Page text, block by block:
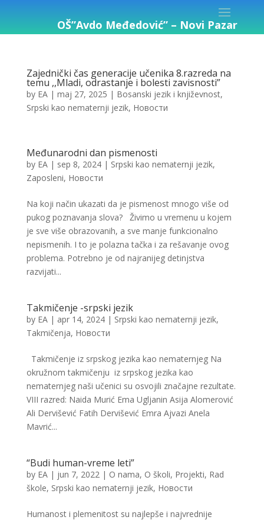
OŠ”Avdo Međedović” – Novi Pazar
Zajednički čas generacije učenika 8.razreda na
temu ,,Mladi, odrastanje i bolesti zavisnosti”
by EA| maj 27, 2025 | Bosanski jezik i književnost,
Srpski kao nematernji jezik, Новости
Međunarodni dan pismenosti
by EA| sep 8, 2024| Srpski kao nematernji jezik,
Zaposleni, Новости
Na koji način ukazati da je pismenost mnogo više od
pukog poznavanja slova? Živimo u vremenu u kojem
je sve više obrazovanih, a sve manje funkcionalno
nepismenih. I to je polazna tačka i za rešavanje ovog
problema. Potrebno je od najranijeg detinjstva
razvijati...
Takmičenje -srpski jezik
by EA| apr 14, 2024| Srpski kao nematernji jezik,
Takmičenja, Новости
Takmičenje iz srpskog jezika kao nematernjeg Na
okružnom takmičenju iz srpskog jezika kao
nematernjeg naši učenici su osvojili značajne rezultate.
VIII razred: Naida Murić Ema Ugljanin Asija Alomerović
Ali Dervišević Fatih Dervišević Emra Ajvazi Anela
Mavrić...
“Budi human-vreme leti”
by EA| jun 7, 2022| O nama, O školi, Projekti, Rad
škole, Srpski kao nematernji jezik, Новости
Humanost i plemenitost su najlepše i najvrednije